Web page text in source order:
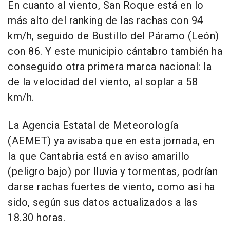
En cuanto al viento, San Roque está en lo
más alto del ranking de las rachas con 94
km/h, seguido de Bustillo del Páramo (León)
con 86. Y este municipio cántabro también ha
conseguido otra primera marca nacional: la
de la velocidad del viento, al soplar a 58
km/h.
La Agencia Estatal de Meteorología
(AEMET) ya avisaba que en esta jornada, en
la que Cantabria está en aviso amarillo
(peligro bajo) por lluvia y tormentas, podrían
darse rachas fuertes de viento, como así ha
sido, según sus datos actualizados a las
18.30 horas.